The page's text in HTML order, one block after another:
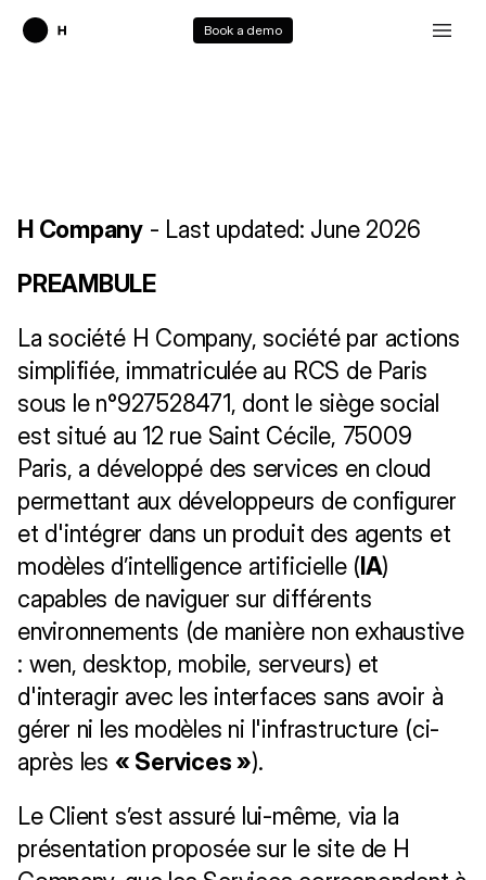
Book a demo
H Company - Last updated: June 2026
PREAMBULE
La société H Company, société par actions
simplifiée, immatriculée au RCS de Paris
sous le n°927528471, dont le siège social
est situé au 12 rue Saint Cécile, 75009
Paris, a développé des services en cloud
permettant aux développeurs de configurer
et d'intégrer dans un produit des agents et
modèles d’intelligence artificielle (IA)
capables de naviguer sur différents
environnements (de manière non exhaustive
: wen, desktop, mobile, serveurs) et
d'interagir avec les interfaces sans avoir à
gérer ni les modèles ni l'infrastructure (ci-
après les « Services »).
Le Client s’est assuré lui-même, via la
présentation proposée sur le site de H